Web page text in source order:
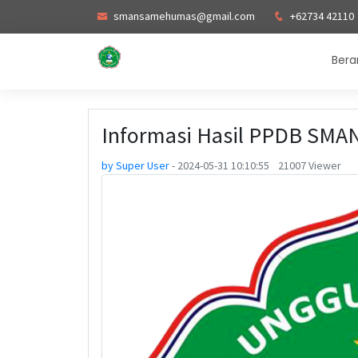
smansamehumas@gmail.com +62734 42110
Selamat Datang di Situs ResmiSMA Negeri 1 Muara Enim|Visi:
Informasi Hasil PPDB
by Super User- 2024-05-31 10:10:55 21007 Viewer